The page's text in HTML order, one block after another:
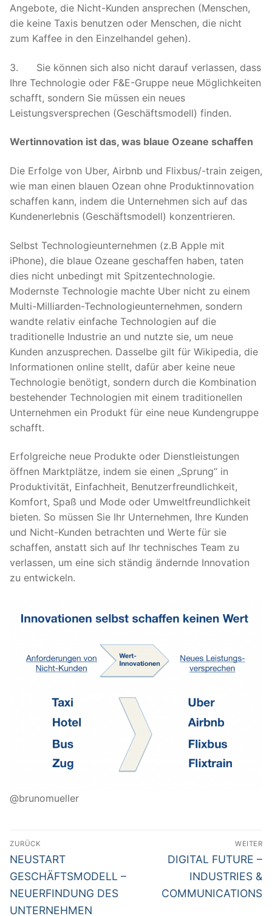
Angebote, die Nicht-Kunden ansprechen (Menschen,
die keine Taxis benutzen oder Menschen, die nicht
zum Kaffee in den Einzelhandel gehen).
3. Sie können sich also nicht darauf verlassen, dass
Ihre Technologie oder F&E-Gruppe neue Möglichkeiten
schafft, sondern Sie müssen ein neues
Leistungsversprechen (Geschäftsmodell) finden.
Wertinnovation ist das, was blaue Ozeane schaffen
Die Erfolge von Uber, Airbnb und Flixbus/-train zeigen,
wie man einen blauen Ozean ohne Produktinnovation
schaffen kann, indem die Unternehmen sich auf das
Kundenerlebnis (Geschäftsmodell) konzentrieren.
Selbst Technologieunternehmen (z.B Apple mit
iPhone), die blaue Ozeane geschaffen haben, taten
dies nicht unbedingt mit Spitzentechnologie.
Modernste Technologie machte Uber nicht zu einem
Multi-Milliarden-Technologieunternehmen, sondern
wandte relativ einfache Technologien auf die
traditionelle Industrie an und nutzte sie, um neue
Kunden anzusprechen. Dasselbe gilt für Wikipedia, die
Informationen online stellt, dafür aber keine neue
Technologie benötigt, sondern durch die Kombination
bestehender Technologien mit einem traditionellen
Unternehmen ein Produkt für eine neue Kundengruppe
schafft.
Erfolgreiche neue Produkte oder Dienstleistungen
öffnen Marktplätze, indem sie einen „Sprung“ in
Produktivität, Einfachheit, Benutzerfreundlichkeit,
Komfort, Spaß und Mode oder Umweltfreundlichkeit
bieten. So müssen Sie Ihr Unternehmen, Ihre Kunden
und Nicht-Kunden betrachten und Werte für sie
schaffen, anstatt sich auf Ihr technisches Team zu
verlassen, um eine sich ständig ändernde Innovation
zu entwickeln.
@brunomueller
Beitragsnavigation
ZURÜCK
Vorheriger
Beitrag:
NEUSTART
GESCHÄFTSMODELL –
NEUERFINDUNG DES
UNTERNEHMEN
WEITER
Nächster
Beitrag:
DIGITAL FUTURE –
INDUSTRIES &
COMMUNICATIONS